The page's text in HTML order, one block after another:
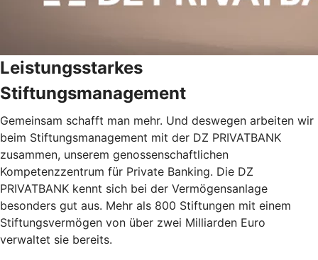
Leistungsstarkes
Stiftungsmanagement
Gemeinsam schafft man mehr. Und deswegen arbeiten wir
beim Stiftungsmanagement mit der DZ PRIVATBANK
zusammen, unserem genossenschaftlichen
Kompetenzzentrum für Private Banking. Die DZ
PRIVATBANK kennt sich bei der Vermögensanlage
besonders gut aus. Mehr als 800 Stiftungen mit einem
Stiftungsvermögen von über zwei Milliarden Euro
verwaltet sie bereits.